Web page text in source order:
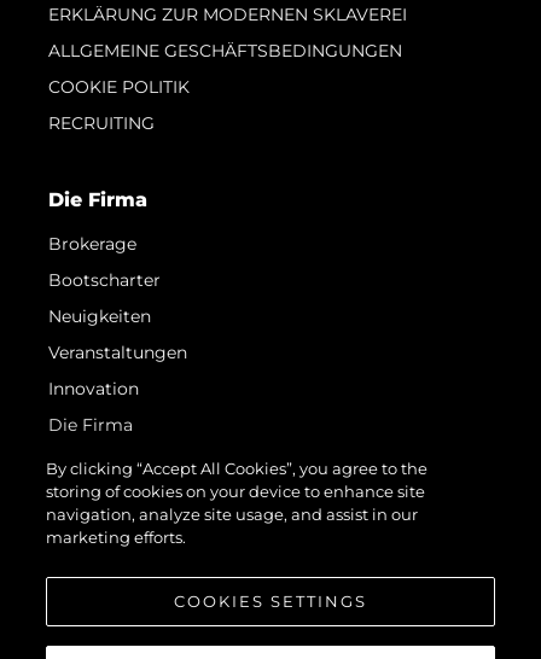
ERKLÄRUNG ZUR MODERNEN SKLAVEREI
ALLGEMEINE GESCHÄFTSBEDINGUNGEN
COOKIE POLITIK
RECRUITING
Die Firma
Brokerage
Bootscharter
Neuigkeiten
Veranstaltungen
Innovation
Die Firma
Das Team
Lifestyle
Geschichte
By clicking “Accept All Cookies”, you agree to the
storing of cookies on your device to enhance site
navigation, analyze site usage, and assist in our
marketing efforts.
COOKIES SETTINGS